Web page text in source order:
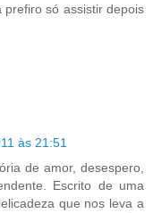
prefiro só assistir depois
às 21:51
de amor, desespero,
Escrito de uma
que nos leva a